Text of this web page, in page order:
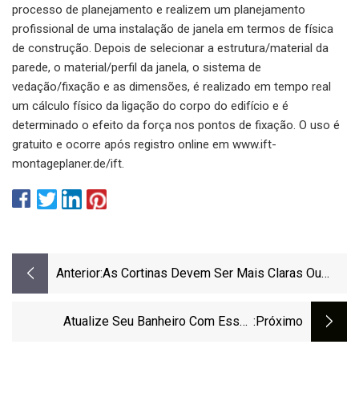
processo de planejamento e realizem um planejamento
profissional de uma instalação de janela em termos de física
de construção. Depois de selecionar a estrutura/material da
parede, o material/perfil da janela, o sistema de
vedação/fixação e as dimensões, é realizado em tempo real
um cálculo físico da ligação do corpo do edifício e é
determinado o efeito da força nos pontos de fixação. O uso é
gratuito e ocorre após registro online em www.ift-
montageplaner.de/ift.
Anterior:As Cortinas Devem Ser Mais Claras Ou
Atualize Seu Banheiro Com Essas :próximo